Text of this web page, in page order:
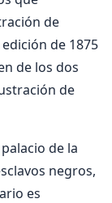
de
de 1875
de los dos
de
palacio de la
negros,
es